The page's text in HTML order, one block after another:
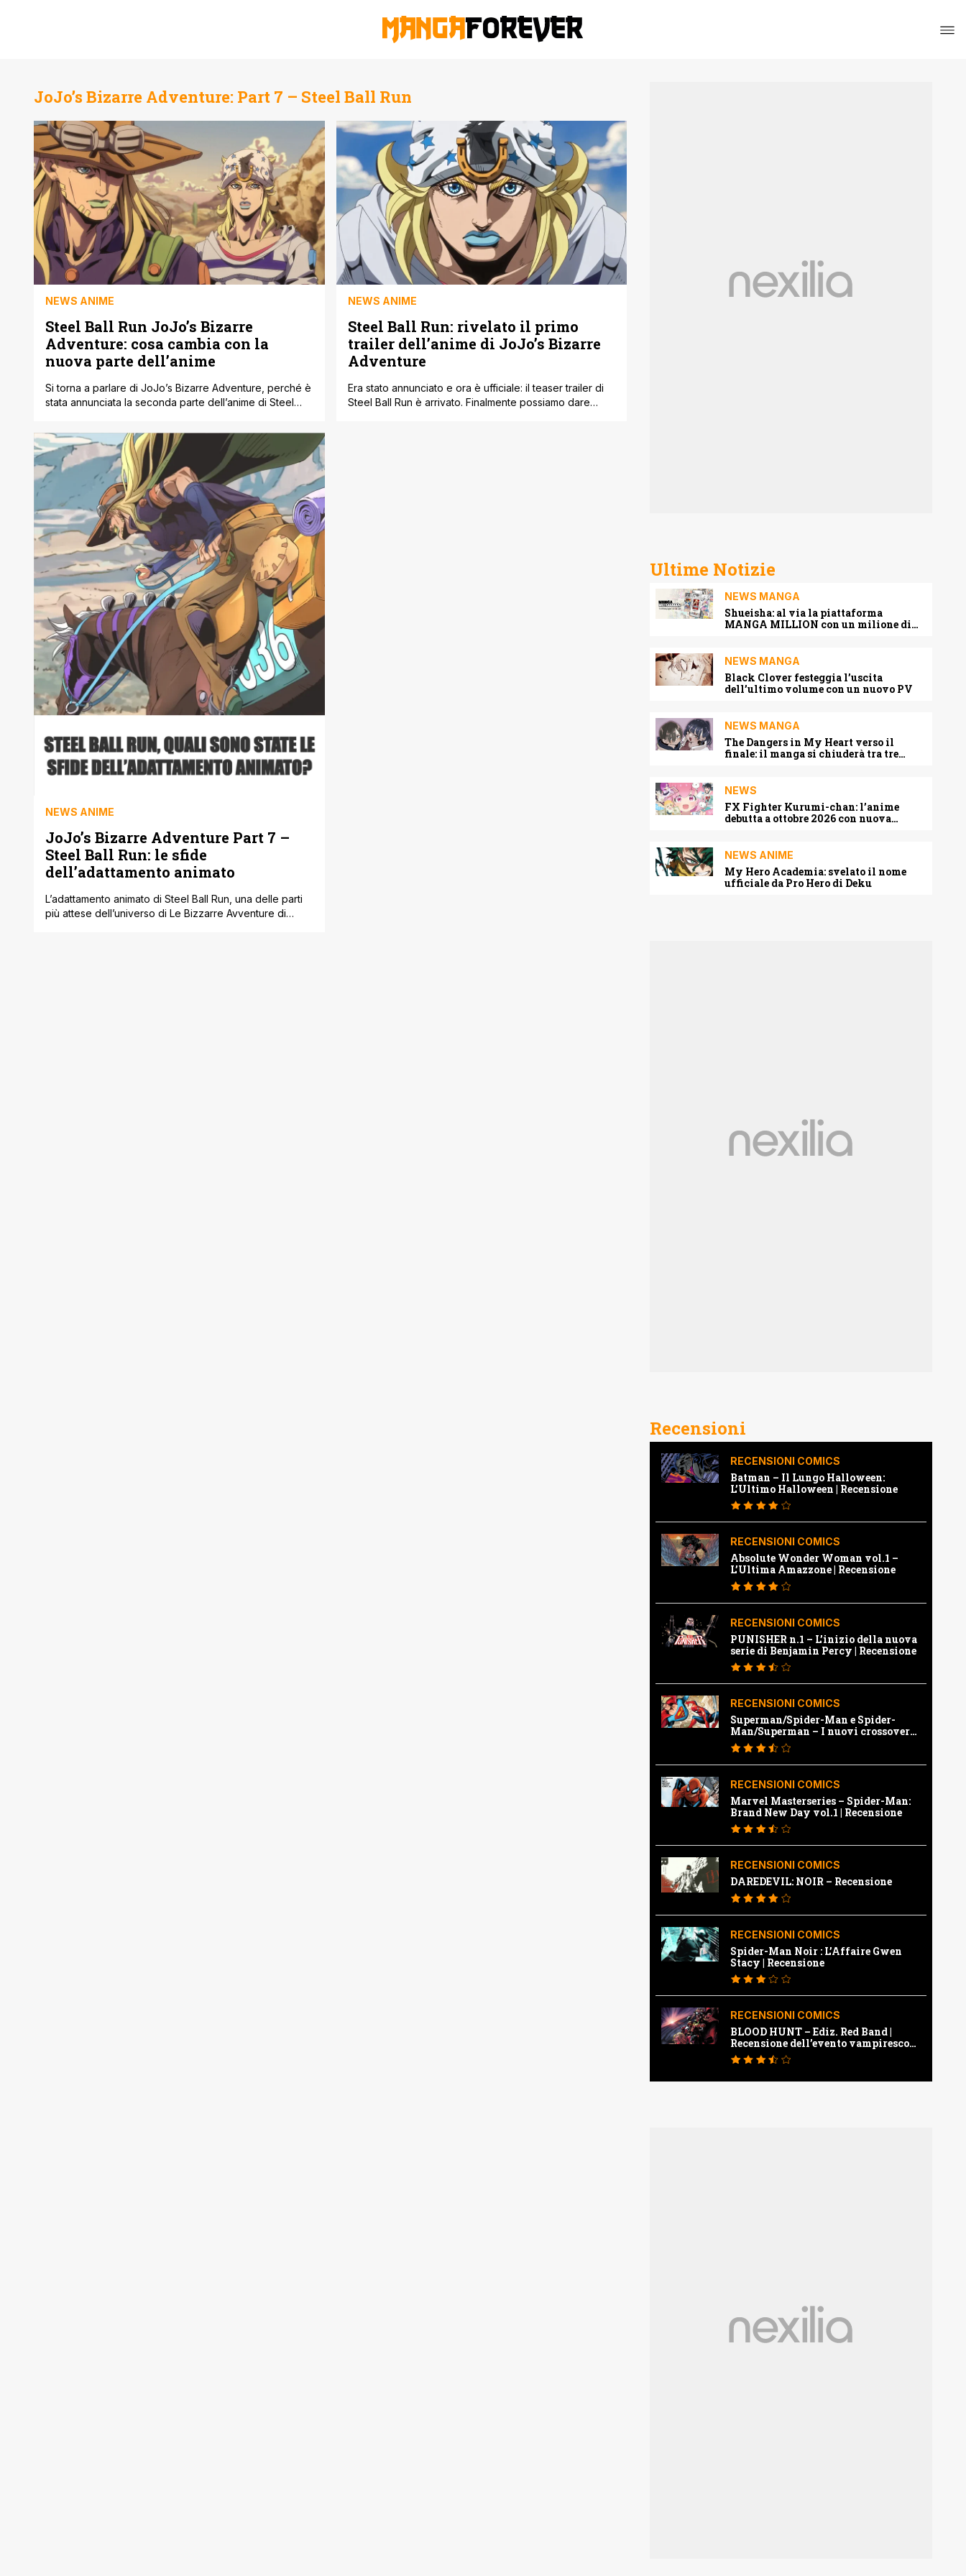
JoJo’s Bizarre Adventure: Part 7 – Steel Ball Run
NEWS ANIME
Steel Ball Run JoJo’s Bizarre
Adventure: cosa cambia con la
nuova parte dell’anime
Si torna a parlare di JoJo’s Bizarre Adventure, perché è
stata annunciata la seconda parte dell’anime di Steel
è uscito anche un primo teaser trailer che non mostra
tantissimo, ma quel poco basta per capire che la storia
sta per entrare in una fase [']
NEWS ANIME
Steel Ball Run: rivelato il primo
trailer dell’anime di JoJo’s Bizarre
Adventure
Era stato annunciato e ora è ufficiale: il teaser trailer di
Steel Ball Run è arrivato. Finalmente possiamo dare
NEWS ANIME
JoJo’s Bizarre Adventure Part 7 –
Steel Ball Run: le sfide
dell’adattamento animato
L’adattamento animato di Steel Ball Run, una delle parti
più attese dell’universo di Le Bizzarre Avventure di
Ultime Notizie
NEWS MANGA
Shueisha: al via la piattaforma
MANGA MILLION con un milione di
NEWS MANGA
Black Clover festeggia l’uscita
dell’ultimo volume con un nuovo PV
NEWS MANGA
The Dangers in My Heart verso il
finale: il manga si chiuderà tra tre
NEWS
FX Fighter Kurumi-chan: l’anime
debutta a ottobre 2026 con nuova
NEWS ANIME
My Hero Academia: svelato il nome
ufficiale da Pro Hero di Deku
Recensioni
RECENSIONI COMICS
Batman – Il Lungo Halloween:
L’Ultimo Halloween | Recensione
RECENSIONI COMICS
Absolute Wonder Woman vol.1 –
L’Ultima Amazzone | Recensione
RECENSIONI COMICS
PUNISHER n.1 – L’inizio della nuova
serie di Benjamin Percy | Recensione
RECENSIONI COMICS
Superman/Spider-Man e Spider-
Man/Superman – I nuovi crossover
Marvel e Dc | Recensione
RECENSIONI COMICS
Marvel Masterseries – Spider-Man:
Brand New Day vol.1 | Recensione
RECENSIONI COMICS
DAREDEVIL: NOIR – Recensione
RECENSIONI COMICS
Spider-Man Noir : L’Affaire Gwen
Stacy | Recensione
RECENSIONI COMICS
BLOOD HUNT – Ediz. Red Band |
Recensione dell’evento vampiresco
della Marvel